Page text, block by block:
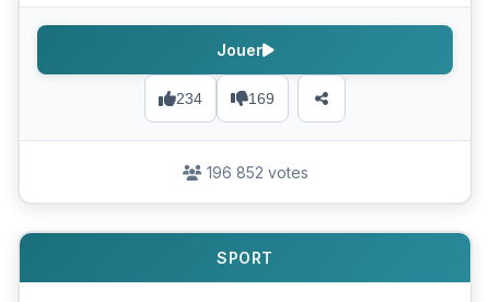
234 169
Jouer
196 852 votes
SPORT